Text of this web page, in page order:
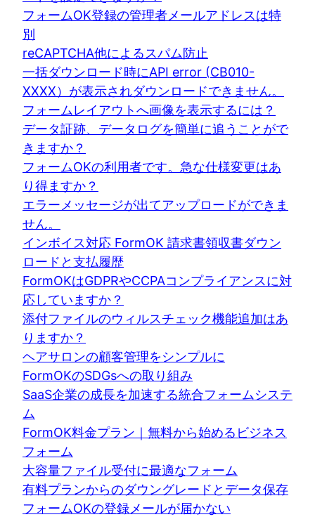
フォームOK登録の管理者メールアドレスは特
別
reCAPTCHA他によるスパム防止
一括ダウンロード時にAPI error (CB010-
XXXX）が表示されダウンロードできません。
フォームレイアウトへ画像を表示するには？
データ証跡、データログを簡単に追うことがで
きますか？
フォームOKの利用者です。急な仕様変更はあ
り得ますか？
エラーメッセージが出てアップロードができま
せん。
インボイス対応 FormOK 請求書領収書ダウン
ロードと支払履歴
FormOKはGDPRやCCPAコンプライアンスに対
応していますか？
添付ファイルのウィルスチェック機能追加はあ
りますか？
ヘアサロンの顧客管理をシンプルに
FormOKのSDGsへの取り組み
SaaS企業の成長を加速する統合フォームシステ
ム
FormOK料金プラン｜無料から始めるビジネス
フォーム
大容量ファイル受付に最適なフォーム
有料プランからのダウングレードとデータ保存
フォームOKの登録メールが届かない